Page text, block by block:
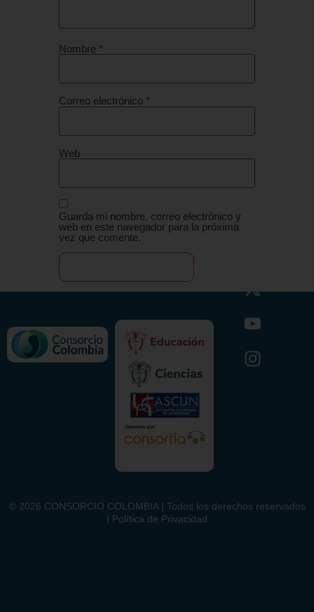
Nombre *
Correo electrónico *
Web
Guarda mi nombre, correo electrónico y
web en este navegador para la próxima
vez que comente.
© 2026 CONSORCIO COLOMBIA | Todos los derechos reservados
| Política de Privacidad